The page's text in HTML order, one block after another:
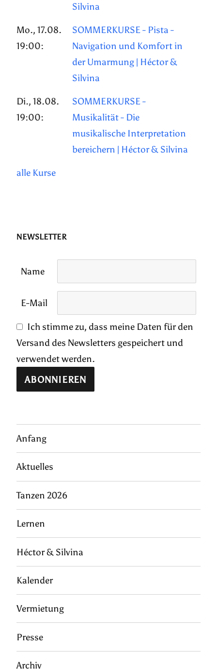
Silvina
Mo., 17.08.
19:00:
SOMMERKURSE - Pista -
Navigation und Komfort in
der Umarmung | Héctor &
Silvina
Di., 18.08.
19:00:
SOMMERKURSE -
Musikalität - Die
musikalische Interpretation
bereichern | Héctor & Silvina
alle Kurse
NEWSLETTER
Name
E-Mail
Ich stimme zu, dass meine Daten für den
Versand des Newsletters gespeichert und
verwendet werden.
Anfang
Aktuelles
Tanzen 2026
Lernen
Héctor & Silvina
Kalender
Vermietung
Presse
Archiv